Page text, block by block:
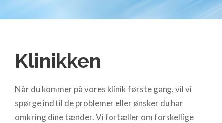
Klinikken
Når du kommer på vores klinik første gang, vil vi
spørge ind til de problemer eller ønsker du har
omkring dine tænder. Vi fortæller om forskellige